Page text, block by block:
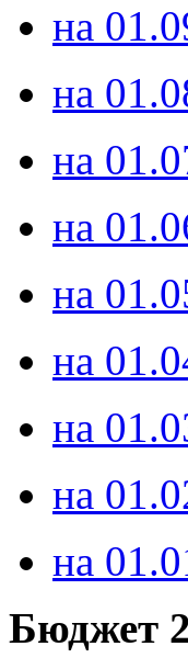
на
на
на
на
на
на
на
на
на
Бюджет